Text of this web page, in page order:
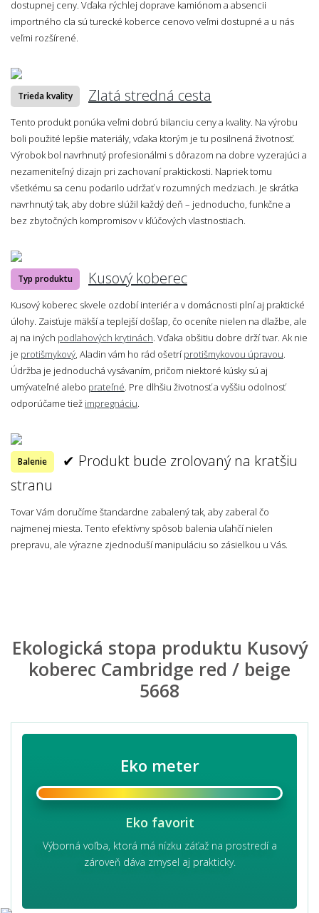
dostupnej ceny. Vďaka rýchlej doprave kamiónom a absencii
importného cla sú turecké koberce cenovo veľmi dostupné a u nás
veľmi rozšírené.
Trieda kvality Zlatá stredná cesta
Tento produkt ponúka veľmi dobrú bilanciu ceny a kvality. Na výrobu
boli použité lepšie materiály, vďaka ktorým je tu posilnená životnosť.
Výrobok bol navrhnutý profesionálmi s dôrazom na dobre vyzerajúci a
nezameniteľný dizajn pri zachovaní praktickosti. Napriek tomu
všetkému sa cenu podarilo udržať v rozumných medziach. Je skrátka
navrhnutý tak, aby dobre slúžil každý deň – jednoducho, funkčne a
bez zbytočných kompromisov v kľúčových vlastnostiach.
Typ produktu Kusový koberec
Kusový koberec skvele ozdobí interiér a v domácnosti plní aj praktické
úlohy. Zaisťuje mäkší a teplejší došľap, čo oceníte nielen na dlažbe, ale
aj na iných podlahových krytinách . Vďaka obšitiu dobre drží tvar. Ak nie
je protišmykový , Aladin vám ho rád ošetríprotišmykovou úpravou
Údržba je jednoduchá vysávaním, pričom niektoré kúsky sú aj
umývateľné alebo prateľné . Pre dlhšiu životnosť a vyššiu odolnosť
odporúčame tiež impregnáciu
Balenie
✔ Produkt bude zrolovaný na kratšiu
stranu
Tovar Vám doručíme štandardne zabalený tak, aby zaberal čo
najmenej miesta. Tento efektívny spôsob balenia uľahčí nielen
prepravu, ale výrazne zjednoduší manipuláciu so zásielkou u Vás.
Ekologická stopa produktu Kusový
koberec Cambridge red / beige
5668
Eko meter
Eko favorit
Výborná voľba, ktorá má nízku záťaž na prostredí a
zároveň dáva zmysel aj prakticky.